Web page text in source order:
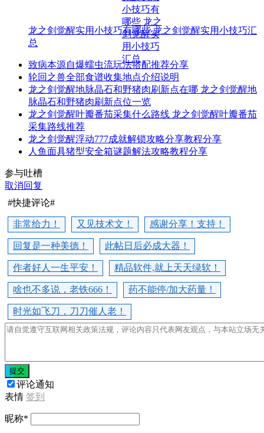
龙之剑觉醒实用小技巧有哪些 龙之剑觉醒实用小技巧汇
总
致病本源自爆蠕虫流玩法搭配推荐分享
轮回之兽全部食谱收集地点介绍说明
龙之剑觉醒地脉晶石和野猪肉刷新点在哪 龙之剑觉醒地
脉晶石和野猪肉刷新点位一览
龙之剑觉醒叶瓣番茄采集什么路线 龙之剑觉醒叶瓣番茄
采集路线推荐
龙之剑觉醒浮动777成就解锁攻略分享教程分享
人鱼面具猪型安全箱谜题解法攻略教程分享
参与吐槽
取消回复
#快捷评论#
非常给力！ 又见技术文！ 感谢分享！支持！
回复是一种美德！ 此帖日后必成大器！
作者好人一生平安！ 精品软件,就上天天绿软！
啥也不多说，老铁666！ 药不能停/加大药量！
时光如飞刀，刀刀催人老！
提交
评论通知
表情 签到
昵称*